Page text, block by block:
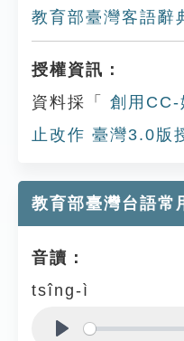
教育部臺灣客語辭
授權資訊：
資料採「
創用CC-
止改作 臺灣3.0版
教育部臺灣台語常
音讀：
tsîng-ì